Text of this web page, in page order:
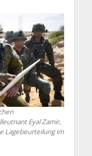
Eyal Zamir,
Lagebeurteilung im